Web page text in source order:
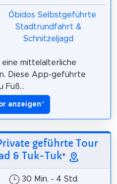
mittelalterliche
Diese App-geführte
Fuß...
anzeigen*
geführte Tour
& Tuk-Tuk*
30 Min. - 4 Std.